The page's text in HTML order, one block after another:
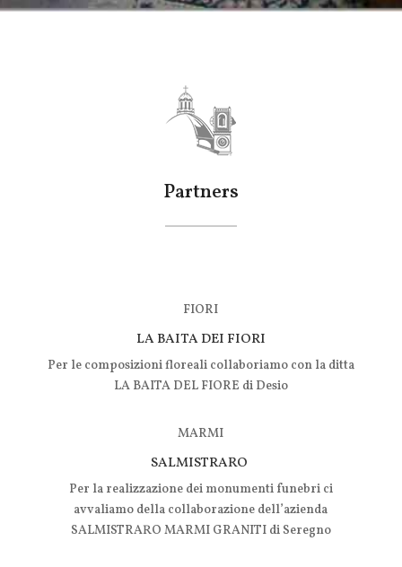
Partners
FIORI
LA BAITA DEI FIORI
Per le composizioni floreali collaboriamo con la ditta
LA BAITA DEL FIORE di Desio
MARMI
SALMISTRARO
Per la realizzazione dei monumenti funebri ci
avvaliamo della collaborazione dell’azienda
SALMISTRARO MARMI GRANITI di Seregno